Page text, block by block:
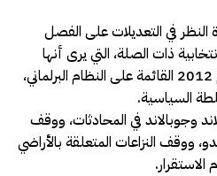
في التعديلات على الفصل
ذات الصلة، التي يرى أنها
تقوض التسوية السياسية لعام 2012 القائمة على النظام البرلماني،
السياسية.
وجوبالاند في المحادثات، ووقف
ووقف النزاعات المتعلقة بالأراضي
الاستقرار.